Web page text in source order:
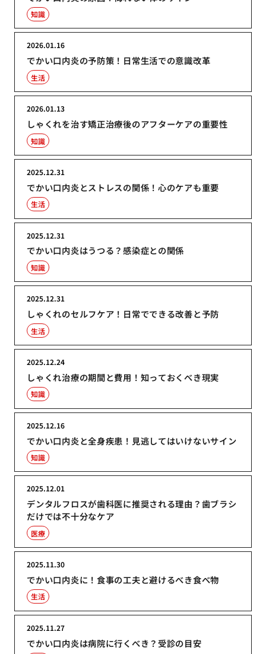
知識
でかい口内炎の予防策！日常生活での意識改革
2026.01.16
生活
しゃくれを治す矯正治療後のアフターケアの重要性
2026.01.13
知識
でかい口内炎とストレスの関係！心のケアも重要
2025.12.31
生活
でかい口内炎はうつる？感染症との関係
2025.12.31
知識
しゃくれのセルフケア！日常でできる改善と予防
2025.12.31
生活
しゃくれ治療の期間と費用！知っておくべき現実
2025.12.24
知識
でかい口内炎と全身疾患！見逃してはいけないサイン
2025.12.16
知識
デンタルフロスが歯科医に推奨される理由？歯ブラシ
だけでは不十分なケア
2025.12.01
医療
でかい口内炎に！食事の工夫と避けるべき食べ物
2025.11.30
生活
でかい口内炎は病院に行くべき？受診の目安
2025.11.27